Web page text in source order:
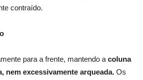
contraído.
para a frente, mantendo a coluna
nem excessivamente arqueada. Os